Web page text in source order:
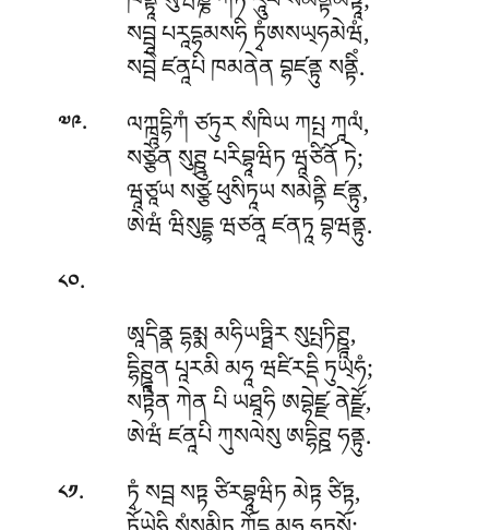
སབྦཱ པརཱདྷམསཧི ཏྭཾཨསཡ྄ཧམེཝཾ,
སབྦེ ཛནཱཔི ཁམནེན བྷཛནྟུ སནྟིཾ.
༧༩. ལཀྑཱདྷིཀཾ ཙཏུར སཾཁིཡ ཀཔྤ ཀཱལཾ,
སཙྩེན སུཊྛུ པརིབྷཱཝིཏ ཝཱཙིནོ ཏེ;
ཝཱཙཱཡ སཙྩ ཕུསིཏཱཡ སམེནྟི ཛནྟུ,
ཨེཝཾ ཝིསུདྡྷ ཝཙནཱ ཛནཏཱ བྷཝནྟུ.
༨༠.
ཨཱདིནྣ དྷམྨ མཧིཡཏྠིར སུཔྤཏིཊྛཱ,
དྷིཊྛཱན པཱརམི མཧཱ ཝཛིརདྡི ཏུཡ྄ཧཾ;
སཏྟེན ཀེན པི ཡཐཱཧི ཨབྷེཛྫ ནེཛྫོ,
ཨེཝཾ ཛནཱཔི ཀུསལེསུ ཨདྷིཊྛ ཧནྟུ.
༨༡. ཏྭཾ སབྦ སཏྟ ཙིརབྷཱཝིཏ མེཏྟ ཙིཏྟ,